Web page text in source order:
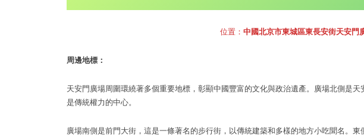
位置： 中國北京市東城區東長安街天安門
周邊地標：
天安門廣場周圍環繞著多個重要地標，彰顯中國豐富的文化與政治遺產。廣場北側是
是傳統權力的中心。
廣場南側是前門大街，這是一條著名的步行街，以傳統建築和多樣的地方小吃聞名。